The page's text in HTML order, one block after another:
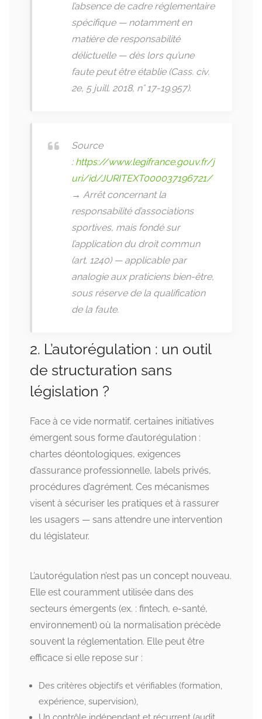
l’absence de cadre réglementaire
spécifique — notamment en
matière de responsabilité
délictuelle — dès lors qu’une
faute peut être établie (Cass. civ.
2e, 5 juill. 2018, n° 17-19.957).
Source
: https://www.legifrance.gouv.fr/j
uri/id/JURITEXT000037196721/
→ Arrêt concernant la
responsabilité d’associations
sportives, mais fondé sur
l’application du droit commun
(art. 1240) — applicable par
analogie aux praticiens bien-être,
sous réserve de la qualification
de la faute.
2. L’autorégulation : un outil
de structuration sans
législation ?
Face à ce vide normatif, certaines initiatives
émergent sous forme d’autorégulation :
chartes déontologiques, exigences
d’assurance professionnelle, labels privés,
procédures d’agrément. Ces mécanismes
visent à sécuriser les pratiques et à rassurer
les usagers — sans attendre une intervention
du législateur.
L’autorégulation n’est pas un concept nouveau.
Elle est couramment utilisée dans des
secteurs émergents (ex. : fintech, e-santé,
environnement) où la normalisation précède
souvent la réglementation. Elle peut être
efficace si elle repose sur :
Des critères objectifs et vérifiables (formation,
expérience, supervision),